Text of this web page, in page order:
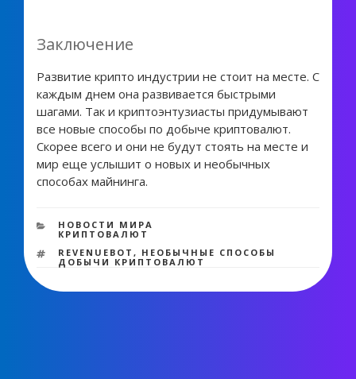
Заключение
Развитие крипто индустрии не стоит на месте. С
каждым днем она развивается быстрыми
шагами. Так и криптоэнтузиасты придумывают
все новые способы по добыче криптовалют.
Скорее всего и они не будут стоять на месте и
мир еще услышит о новых и необычных
способах майнинга.
РУБРИКИ
НОВОСТИ МИРА
КРИПТОВАЛЮТ
МЕТКИ
REVENUEBOT, НЕОБЫЧНЫЕ СПОСОБЫ
ДОБЫЧИ КРИПТОВАЛЮТ